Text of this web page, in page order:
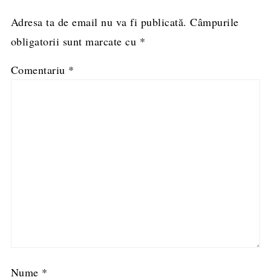
Adresa ta de email nu va fi publicată. Câmpurile
obligatorii sunt marcate cu *
Comentariu *
Nume *